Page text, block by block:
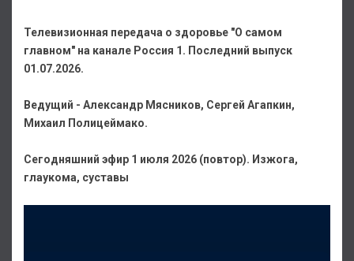
Телевизионная передача о здоровье "О самом
главном" на канале Россия 1. Последний выпуск
01.07.2026.
Ведущий - Александр Мясников, Сергей Агапкин,
Михаил Полицеймако.
Сегодняшний эфир 1 июля 2026 (повтор). Изжога,
глаукома, суставы